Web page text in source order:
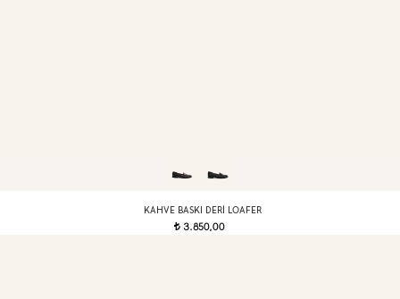
KAHVE BASKI DERI LOAFER
t3.850,00